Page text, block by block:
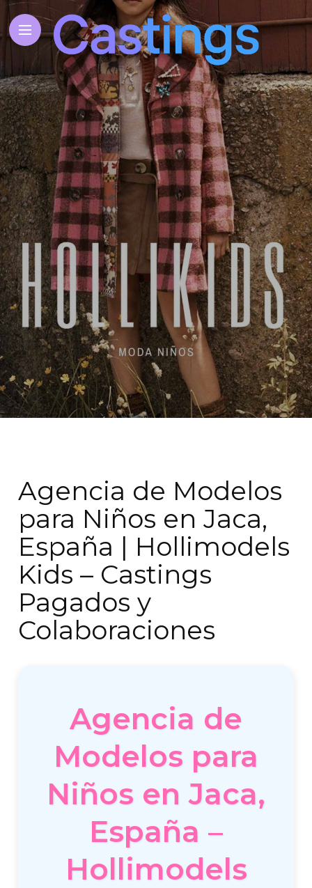
Agencia de Modelos
para Niños en Jaca,
España | Hollimodels
Kids – Castings
Pagados y
Colaboraciones
Agencia de
Modelos para
Niños en Jaca,
España –
Hollimodels